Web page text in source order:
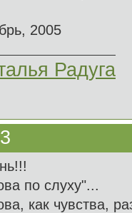
2005
Радуга
по слуху"...
как чувства,